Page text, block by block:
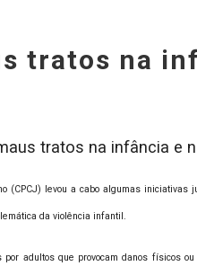
tratos na
tratos na infância e
(CPCJ) levou a cabo algumas iniciativas
da violência infantil.
adultos que provocam danos físicos